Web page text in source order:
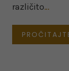
različito…